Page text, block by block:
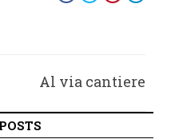
Al via cantiere
ponte ciclopedonale